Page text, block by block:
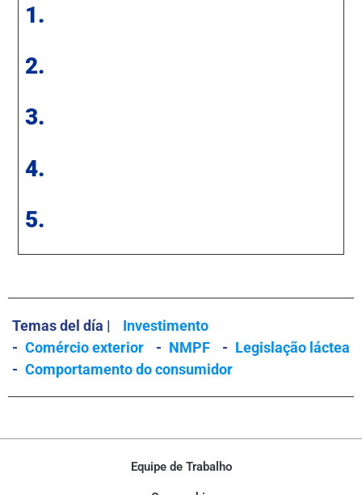
1.
2.
3.
4.
5.
Temas del día |
Investimento
- Comércio exterior - NMPF - Legislação láctea
- Comportamento do consumidor
Equipe de Trabalho